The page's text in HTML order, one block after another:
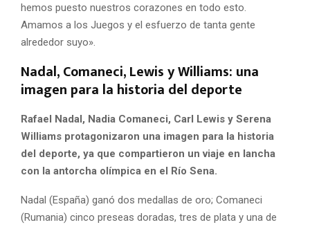
hemos puesto nuestros corazones en todo esto.
Amamos a los Juegos y el esfuerzo de tanta gente
alrededor suyo».
Nadal, Comaneci, Lewis y Williams: una
imagen para la historia del deporte
Rafael Nadal, Nadia Comaneci, Carl Lewis y Serena
Williams protagonizaron una imagen para la historia
del deporte, ya que compartieron un viaje en lancha
con la antorcha olímpica en el Río Sena.
Nadal (España) ganó dos medallas de oro; Comaneci
(Rumania) cinco preseas doradas, tres de plata y una de